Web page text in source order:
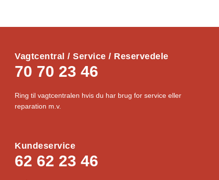
Vagtcentral / Service / Reservedele
70 70 23 46
Ring til vagtcentralen hvis du har brug for service eller
reparation m.v.
Kundeservice
62 62 23 46